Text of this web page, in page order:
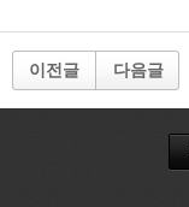
이전글 다음글